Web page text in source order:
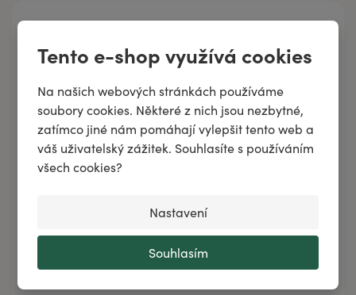
Tento e-shop využívá cookies
Na našich webových stránkách používáme
soubory cookies. Některé z nich jsou nezbytné,
zatímco jiné nám pomáhají vylepšit tento web a
váš uživatelský zážitek. Souhlasíte s používáním
všech cookies?
Nastavení
Souhlasím
RŮŽE Éterický olej
Olej z pšeničných klíčků
Všechny složky